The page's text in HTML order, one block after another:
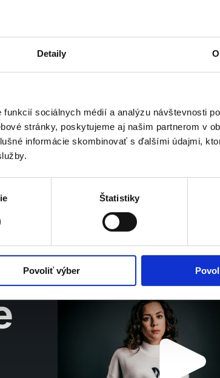
Detaily
sociálnych médií a analýzu návštevnosti
stránky, poskytujeme aj našim partnerom v
informácie skombinovať s ďalšími údajmi,
Štatistiky
Povoliť výber
Social
Mediálne
Packaging dizajn